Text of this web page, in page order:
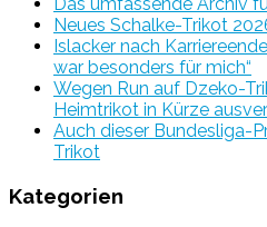
Neues Schalke-Trikot
Islacker nach
war besonders für mich“
Wegen Run auf Dzeko-
Heimtrikot in Kürze
Auch dieser Bundesliga-
Trikot
Kategorien